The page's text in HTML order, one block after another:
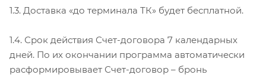
1.3. Доставка «до терминала ТК» будет бесплатной.
1.4. Срок действия Счет-договора 7 календарных
дней. По их окончании программа автоматически
расформировывает Счет-договор – бронь